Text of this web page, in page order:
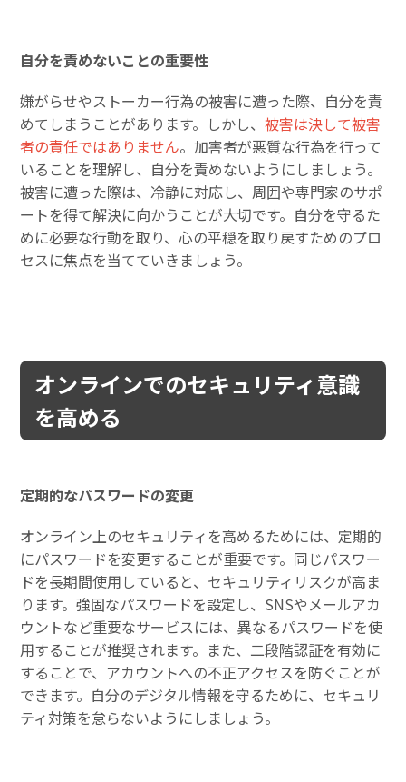
自分を責めないことの重要性
嫌がらせやストーカー行為の被害に遭った際、自分を責
めてしまうことがあります。しかし、被害は決して被害
者の責任ではありません。加害者が悪質な行為を行って
いることを理解し、自分を責めないようにしましょう。
被害に遭った際は、冷静に対応し、周囲や専門家のサポ
ートを得て解決に向かうことが大切です。自分を守るた
めに必要な行動を取り、心の平穏を取り戻すためのプロ
セスに焦点を当てていきましょう。
オンラインでのセキュリティ意識
を高める
定期的なパスワードの変更
オンライン上のセキュリティを高めるためには、定期的
にパスワードを変更することが重要です。同じパスワー
ドを長期間使用していると、セキュリティリスクが高ま
ります。強固なパスワードを設定し、SNSやメールアカ
ウントなど重要なサービスには、異なるパスワードを使
用することが推奨されます。また、二段階認証を有効に
することで、アカウントへの不正アクセスを防ぐことが
できます。自分のデジタル情報を守るために、セキュリ
ティ対策を怠らないようにしましょう。